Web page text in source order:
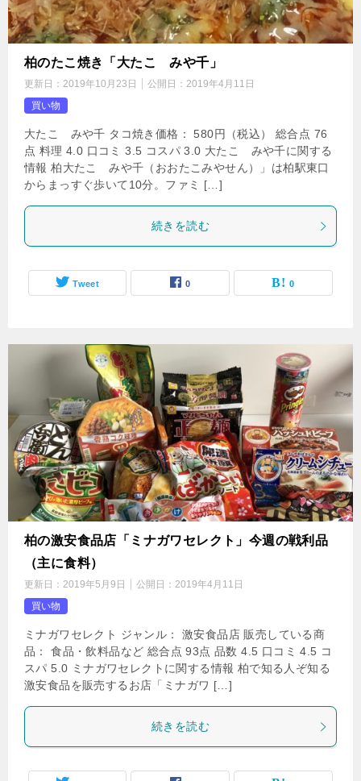
柏のたこ焼き「大たこ みや千」
更新日： 2019年10月23日 公開日： 2019年4月11日
買い物
大たこ みや千 タコ焼き価格： 580円（税込） 総合点 76
点 料理 4.0 口コミ 3.5 コスパ 3.0 大たこ みや千に関する
情報 柏大たこ みや千（おおたこみやせん）」は柏駅東口
からまっすぐ歩いて10分。ファミ […]
続きを読む
Tweet 0 0
柏の激安食品店「ミナガワセレクト」今週の戦利品
（主に食料）
更新日： 2019年5月9日 公開日： 2019年4月11日
買い物
ミナガワセレクト ジャンル： 激安食品店 販売している商
品： 食品・飲料品など 総合点 93点 品数 4.5 口コミ 4.5 コ
スパ 5.0 ミナガワセレクトに関する情報 柏で知る人ぞ知る
激安食品を販売するお店「ミナガワ […]
続きを読む